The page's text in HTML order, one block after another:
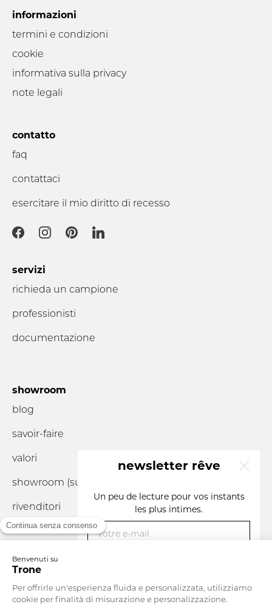
informazioni
termini e condizioni
cookie
informativa sulla privacy
note legali
contatto
faq
contattaci
esercitare il mio diritto di recesso
servizi
richieda un campione
professionisti
documentazione
showroom
blog
savoir-faire
valori
showroom (su
rivenditori
Valuta
Svizzera Lingua
Italiano
newsletter rêve
Un peu de lecture pour vos instants
les plus intimes.
votre e-mail
S'INSCRIRE